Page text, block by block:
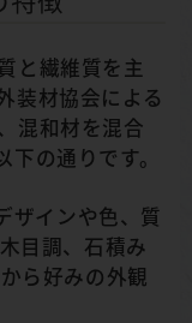
と繊維質を主
装材協会による
混和材を混合
の通りです。
ザインや色、質
目調、石積み
ら好みの外観